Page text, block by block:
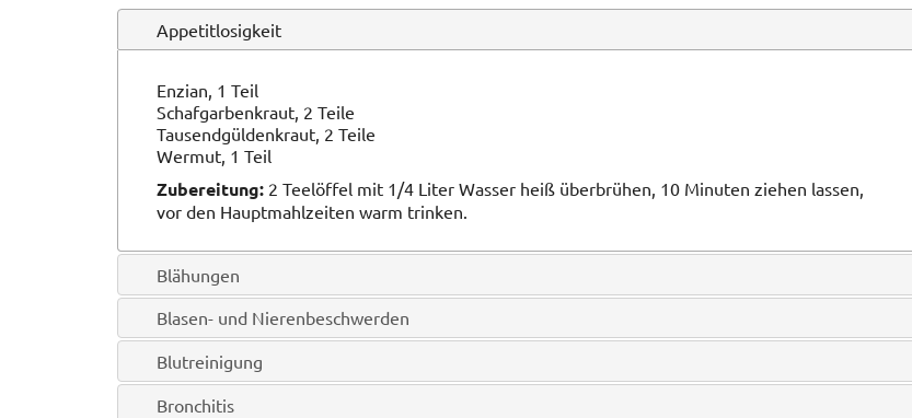
Appetitlosigkeit
Enzian, 1 Teil
Schafgarbenkraut, 2 Teile
Tausendgüldenkraut, 2 Teile
Wermut, 1 Teil
Zubereitung:2 Teelöffel mit 1/4 Liter Wasser heiß überbrühen, 10 Minuten ziehen lassen,
vor den Hauptmahlzeiten warm trinken.
Blähungen
Blasen- und Nierenbeschwerden
Blutreinigung
Bronchitis